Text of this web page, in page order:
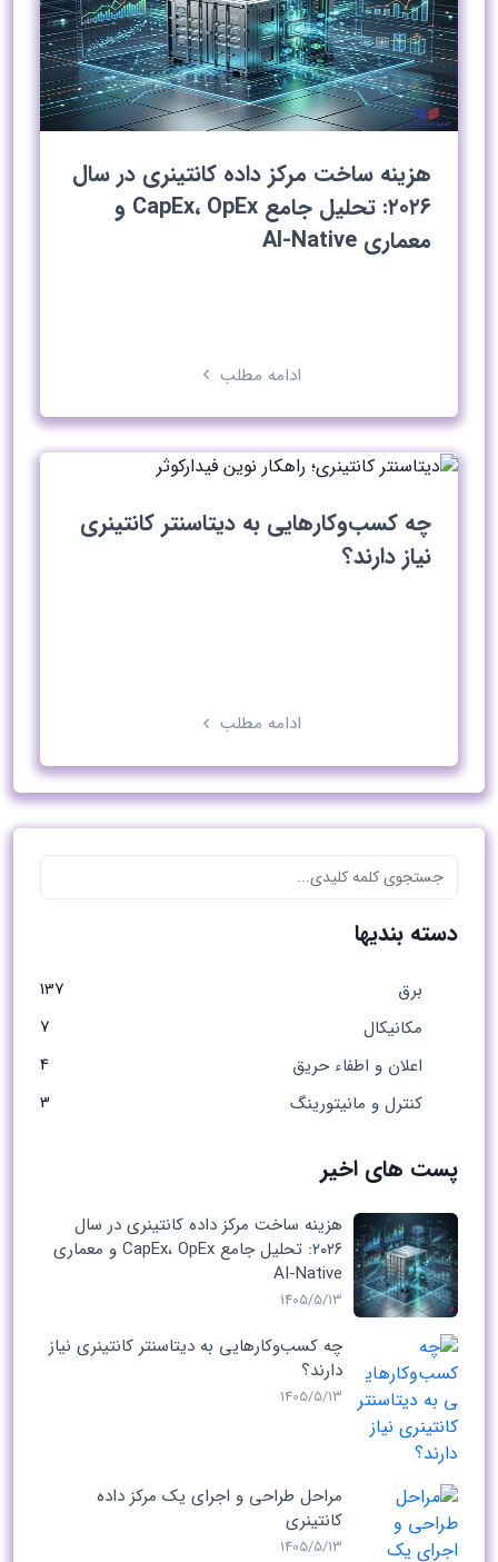
هزینه ساخت مرکز داده کانتینری در سال
۲۰۲۶: تحلیل جامع CapEx، OpEx و
معماری AI-Native
ادامه مطلب
چه کسب‌وکارهایی به دیتاسنتر کانتینری
نیاز دارند؟
ادامه مطلب
دسته بندیها
برق
137
مکانیکال
7
اعلان و اطفاء حریق
4
کنترل و مانیتورینگ
3
پست های اخیر
هزینه ساخت مرکز داده کانتینری در سال
۲۰۲۶: تحلیل جامع CapEx، OpEx و معماری
AI-Native
1405/5/13
چه کسب‌وکارهایی به دیتاسنتر کانتینری نیاز
دارند؟
1405/5/13
مراحل طراحی و اجرای یک مرکز داده
کانتینری
1405/5/13